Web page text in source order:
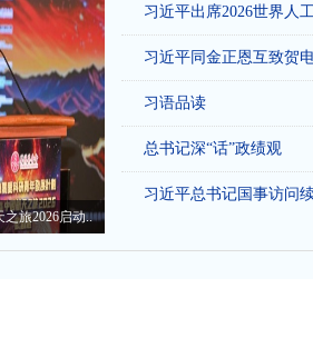
旅2026启动..
习近平出席2026世界人
习近平同金正恩互致贺
习语品读
总书记深“话”政绩观
习近平总书记国事访问